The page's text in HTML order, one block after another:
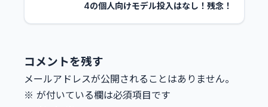
4の個人向けモデル投入はなし！残念！
コメントを残す
メールアドレスが公開されることはありません。
※ が付いている欄は必須項目です